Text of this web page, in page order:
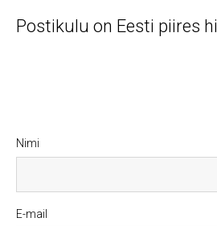
Postikulu on Eesti piires
Nimi
E-mail